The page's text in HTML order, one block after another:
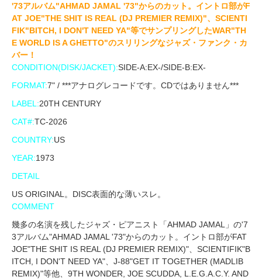
'73アルバム"AHMAD JAMAL '73"からのカット。イントロ部がF
AT JOE"THE SHIT IS REAL (DJ PREMIER REMIX)"、SCIENTI
FIK"BITCH, I DON'T NEED YA"等でサンプリングしたWAR"TH
E WORLD IS A GHETTO"のスリリングなジャズ・ファンク・カ
バー！
CONDITION(DISK/JACKET):SIDE-A:EX-/SIDE-B:EX-
FORMAT:7" / ***アナログレコードです。CDではありません***
LABEL:20TH CENTURY
CAT#:TC-2026
COUNTRY:US
YEAR:1973
DETAIL
US ORIGINAL。DISC表面的な薄いスレ。
COMMENT
幾多の名演を残したジャズ・ピアニスト「AHMAD JAMAL」の'7
3アルバム"AHMAD JAMAL '73"からのカット。イントロ部がFAT
JOE"THE SHIT IS REAL (DJ PREMIER REMIX)"、SCIENTIFIK"B
ITCH, I DON'T NEED YA"、J-88"GET IT TOGETHER (MADLIB
REMIX)"等他、9TH WONDER, JOE SCUDDA, L.E.G.A.C.Y. AND